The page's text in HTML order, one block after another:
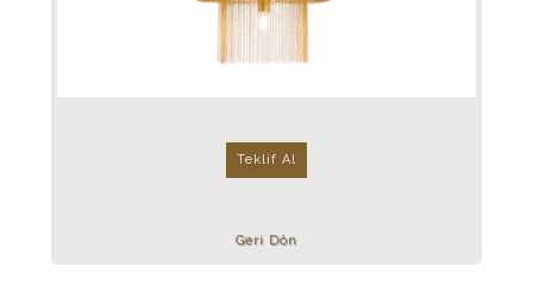
Teklif Al
Geri Dön